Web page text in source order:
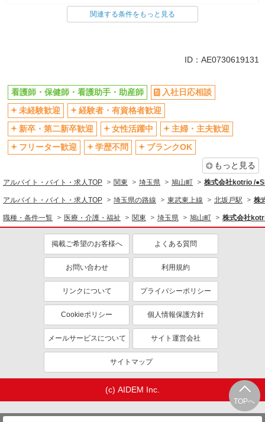
同じ雇用形態から北坂戸駅の求人を探す
経験者・有資格者歓迎
新卒・第二新卒歓迎
女性活躍中
主婦・主夫歓迎
フリーター歓迎
学歴不問
ブランクOK
ミドル（40代～）活躍中
シニア（60代～）活躍中
高収入・高額
ボーナス・賞与あり
昇給あり
完全週休2日制
フルタイム歓迎
禁煙・分煙
駅直結・駅チカ
車通勤OK
バイク通勤OK
自転車通勤OK
残業少なめ（月20h未満）
交通費支給
社会保険あり
産休・育休取得実績あり
退職金・財形貯蓄制度あり
各種手当（家族・役職・インセン
ティブなど）あり
研修制度あり
資格取得支援制度あり
医療・介護・福祉
看護師・保健師・看護助手・助産師
関連する条件をもっと見る
ID：AE0730619131
TOPへ
看護師・保健師・看護助手・助産師
入社日応相談
未経験歓迎
経験者・有資格者歓迎
新卒・第二新卒歓迎
女性活躍中
主婦・主夫歓迎
フリーター歓迎
学歴不問
ブランクOK
もっと見る
アルバイト・バイト・求人TOP 関東 埼玉県 鳩山町 株式会社kotrio /
アルバイト・バイト・求人TOP 埼玉県の路線 東武東上線 北坂戸駅 株
職種・条件一覧 医療・介護・福祉 関東 埼玉県 鳩山町 株式会社
掲載ご希望のお客様へ よくある質問
お問い合わせ 利用規約
リンクについて プライバシーポリシー
Cookieポリシー 個人情報保護方針
メールサービスについて サイト運営会社
サイトマップ
(c) AIDEM Inc.